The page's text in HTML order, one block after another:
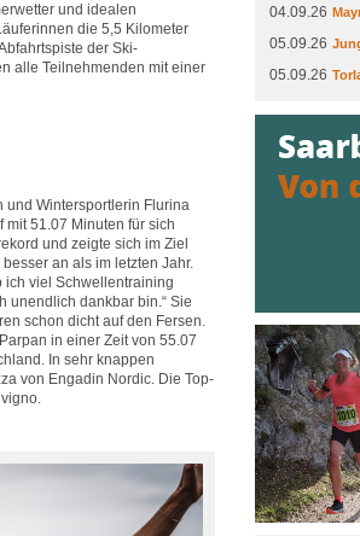
und idealen
die 5,5 Kilometer
der Ski-
alle Teilnehmenden mit einer
und Wintersportlerin Flurina
mit 51.07 Minuten für sich
und zeigte sich im Ziel
an als im letzten Jahr.
ich viel Schwellentraining
unendlich dankbar bin.“ Sie
schon dicht auf den Fersen.
in einer Zeit von 55.07
In sehr knappen
von Engadin Nordic. Die Top-
04.09.26
05.09.26
05.09.26